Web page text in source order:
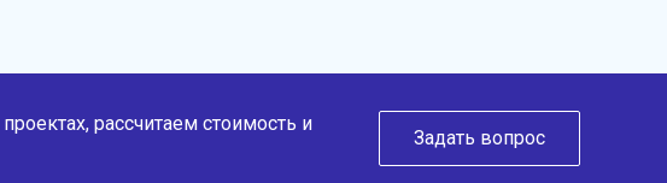
рассчитаем стоимость и
Задать вопрос